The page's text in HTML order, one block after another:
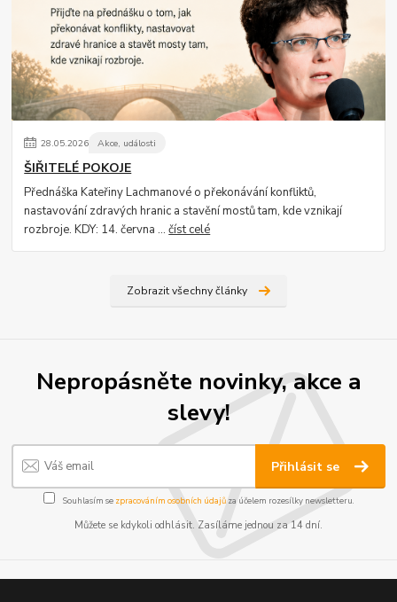
28.05.2026 Akce, události
ŠIŘITELÉ POKOJE
Přednáška Kateřiny Lachmanové o překonávání konfliktů,
nastavování zdravých hranic a stavění mostů tam, kde vznikají
rozbroje. KDY: 14. června ...číst celé
Zobrazit všechny články
Nepropásněte novinky, akce a
slevy!
Přihlásit se
Souhlasím se zpracováním osobních údajůza účelem rozesílky newsletteru.
Můžete se kdykoli odhlásit. Zasíláme jednou za 14 dní.